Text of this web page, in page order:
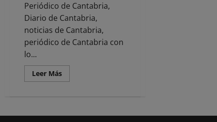
Periódico de Cantabria,
Diario de Cantabria,
noticias de Cantabria,
periódico de Cantabria con
lo...
Leer MásLeer
más
archiva